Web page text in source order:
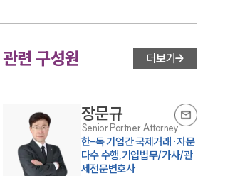
관련 구성원 더보기
장문규
Senior Partner Attorney
한-독 기업간 국제거래·자문
다수 수행,기업법무/가사/관
세전문변호사